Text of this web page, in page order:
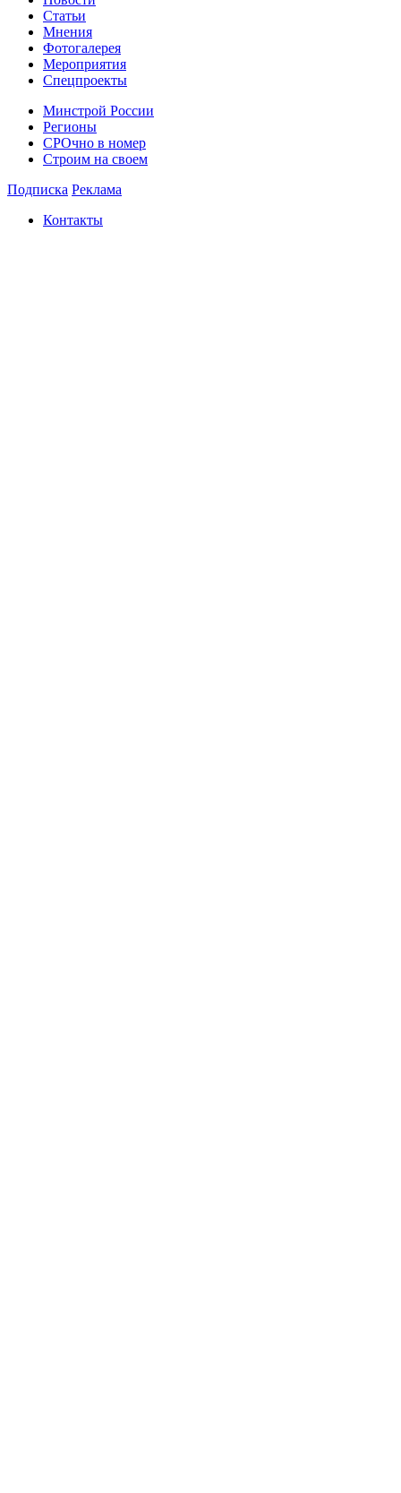
Статьи
Мнения
Фотогалерея
Мероприятия
Спецпроекты
Минстрой России
Регионы
СРОчно в номер
Строим на своем
Подписка Реклама
Контакты